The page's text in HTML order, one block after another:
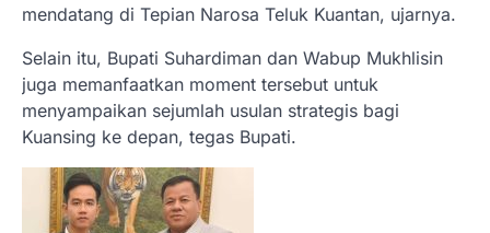
mendatang di Tepian Narosa Teluk Kuantan, ujarnya.
Selain itu, Bupati Suhardiman dan Wabup Mukhlisin
juga memanfaatkan moment tersebut untuk
menyampaikan sejumlah usulan strategis bagi
Kuansing ke depan, tegas Bupati.